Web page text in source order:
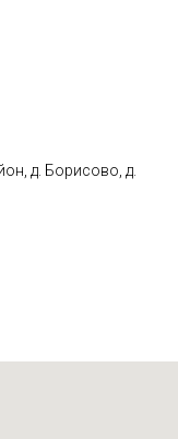
д. Борисово, д.